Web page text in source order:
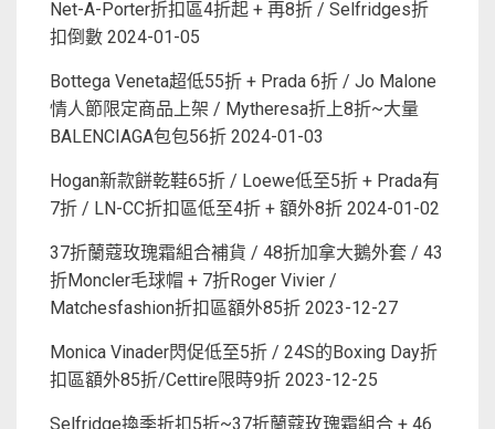
Net-A-Porter折扣區4折起 + 再8折 / Selfridges折
扣倒數 2024-01-05
Bottega Veneta超低55折 + Prada 6折 / Jo Malone
情人節限定商品上架 / Mytheresa折上8折~大量
BALENCIAGA包包56折 2024-01-03
Hogan新款餅乾鞋65折 / Loewe低至5折 + Prada有
7折 / LN-CC折扣區低至4折 + 額外8折 2024-01-02
37折蘭蔻玫瑰霜組合補貨 / 48折加拿大鵝外套 / 43
折Moncler毛球帽 + 7折Roger Vivier /
Matchesfashion折扣區額外85折 2023-12-27
Monica Vinader閃促低至5折 / 24S的Boxing Day折
扣區額外85折/Cettire限時9折 2023-12-25
Selfridge換季折扣5折~37折蘭蔻玫瑰霜組合 + 46